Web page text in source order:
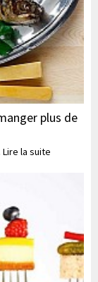
plus de
Lire la suite